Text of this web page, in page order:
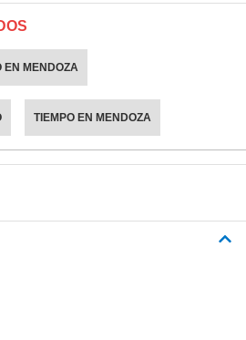
EN MENDOZA
TIEMPO EN MENDOZA